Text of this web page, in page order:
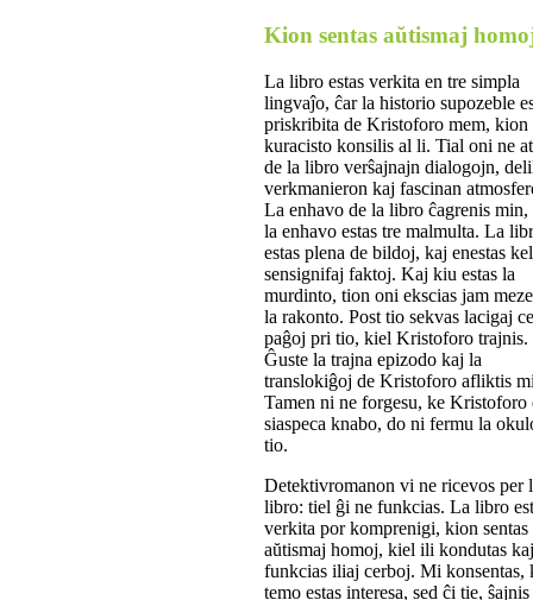
Kion sentas aŭtismaj
La libro estas verkita en tre simpla
lingvaĵo, ĉar la historio supozeble
priskribita de Kristoforo mem, kion
kuracisto konsilis al li. Tial oni ne
de la libro verŝajnajn dialogojn,
verkmanieron kaj fascinan
La enhavo de la libro ĉagrenis min,
la enhavo estas tre malmulta. La
estas plena de bildoj, kaj enestas
sensignifaj faktoj. Kaj kiu estas la
murdinto, tion oni ekscias jam
la rakonto. Post tio sekvas lacigaj
paĝoj pri tio, kiel Kristoforo trajnis.
Ĝuste la trajna epizodo kaj la
translokiĝoj de Kristoforo afliktis
Tamen ni ne forgesu, ke Kristoforo
siaspeca knabo, do ni fermu la
tio.
Detektivromanon vi ne ricevos per
libro: tiel ĝi ne funkcias. La libro
verkita por komprenigi, kion sentas
aŭtismaj homoj, kiel ili kondutas
funkcias iliaj cerboj. Mi konsentas,
temo estas interesa, sed ĉi tie,